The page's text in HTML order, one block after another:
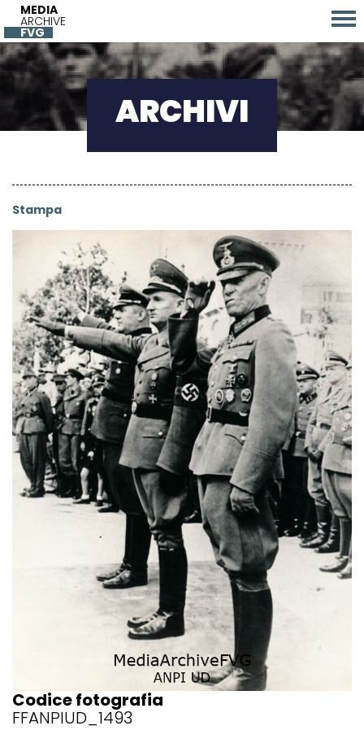
MEDIA
ARCHIVE
FVG
ARCHIVI
Stampa
Codice fotografia
FFANPIUD_1493